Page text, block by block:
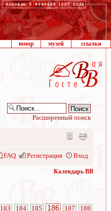
юмор музей ссылки
Расширенный поиск
FAQ Регистрация Вход
Календарь ВВ
183 184 185 186 187 188